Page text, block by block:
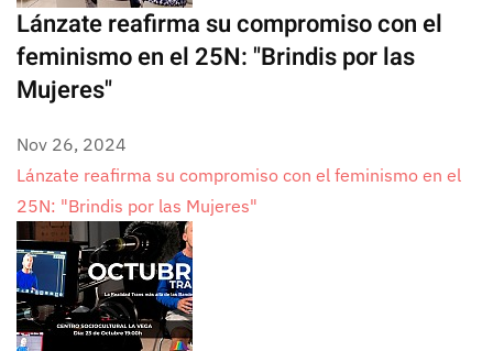
Lánzate reafirma su compromiso con el
feminismo en el 25N: "Brindis por las
Mujeres"
Nov 26, 2024
Lánzate reafirma su compromiso con el feminismo en el
25N: "Brindis por las Mujeres"